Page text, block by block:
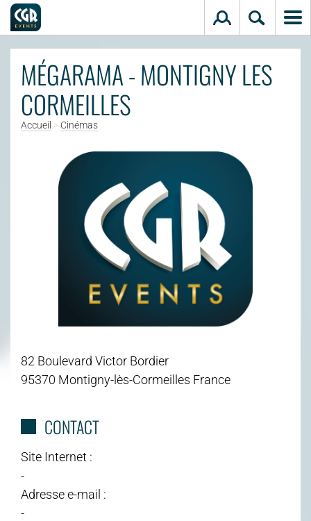
Aller au contenu principal
MÉGARAMA - MONTIGNY LES
CORMEILLES
Accueil > Cinémas
82 Boulevard Victor Bordier
95370 Montigny-lès-Cormeilles France
CONTACT
Site Internet :
-
Adresse e-mail :
-